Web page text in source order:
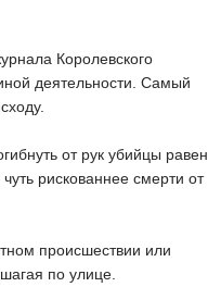
Королевского
деятельности. Самый
от рук убийцы равен
рискованнее смерти от
происшествии или
по улице.